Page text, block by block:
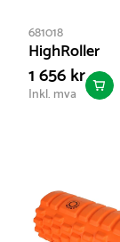
681018
HighRoller
1 656 kr
Inkl. mva